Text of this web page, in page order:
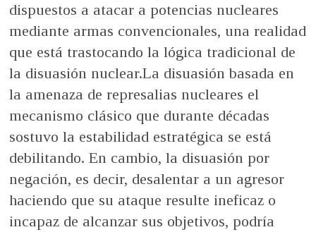
dispuestos a atacar a potencias nucleares
mediante armas convencionales, una realidad
que está trastocando la lógica tradicional de
la disuasión nuclear.La disuasión basada en
la amenaza de represalias nucleares el
mecanismo clásico que durante décadas
sostuvo la estabilidad estratégica se está
debilitando. En cambio, la disuasión por
negación, es decir, desalentar a un agresor
haciendo que su ataque resulte ineficaz o
incapaz de alcanzar sus objetivos, podría